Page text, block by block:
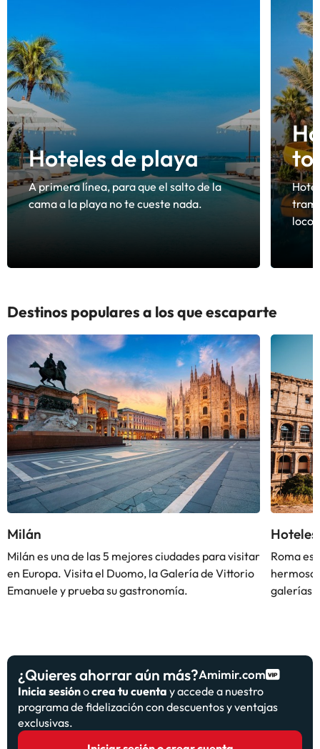
Hoteles de playa
A primera línea, para que el salto de la
cama a la playa no te cueste nada.
loco
Destinos populares a los que escaparte
Milán
Milán es una de las 5 mejores ciudades para visitar
en Europa. Visita el Duomo, la Galería de Vittorio
Emanuele y prueba su gastronomía.
Hoteles
Roma es
hermosa
galerías
¿Quieres ahorrar aún más?Amimir.com
Inicia sesiónocrea tu cuenta y accede a nuestro
programa de fidelización con descuentos y ventajas
exclusivas.